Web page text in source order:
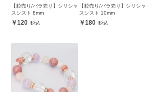
【粒売り/バラ売り】シリシャ
スシスト 8mm
120
【粒売り/バラ売り】シリシャ
スシスト 10mm
180